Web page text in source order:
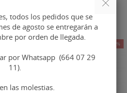
-10%
todos los pedidos que se
de agosto se entregarán a
por orden de llegada.
por Whatsapp (664 07 29
11).
las molestias.